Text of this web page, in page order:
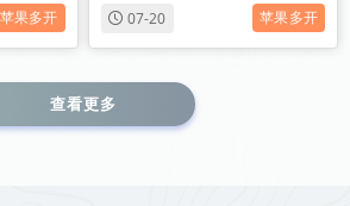
苹果多开 07-20 苹果多开
查看更多